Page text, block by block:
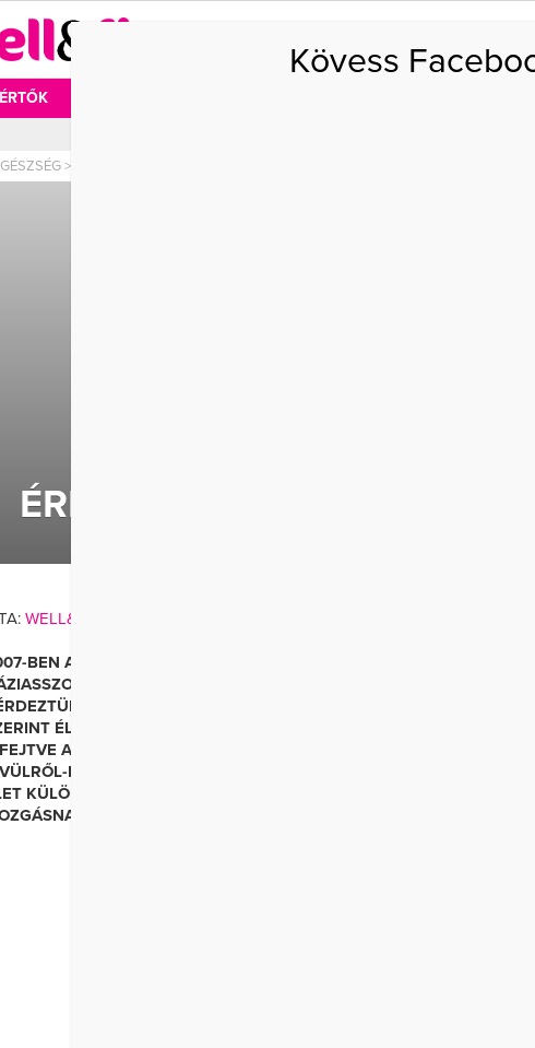
>
ÉREZD MAGAD VITÁLISNAK!
WELL&FIT
BEN ALEXANDRA AZ ALGIDA VITALITÁS PROGRAMJÁNAK
A JÉGKRÉMEKRŐL ÉS A VITÁLIS ÉLET TITKÁRÓL
SZÁMODRA MIT JELENT A VITALITÁS? A VITALITÁS SZÓ
ÉLETERŐT, ENERGIKUSSÁGOT JELENT. KICSIT BŐVEBBEN
AZT JELENTI, HOGY JÓL ÉREZZÜK MAGUNKAT A BŐRÜNKBEN
BELÜLRŐL, VAN ENERGIÁNK, ÉS PRODUKTÍVAK VAGYUNK AZ
KÜLÖNBÖZŐ TERÜLETEIN. A HELYES TÁPLÁLKOZÁSNAK ÉS
KÖSZÖNHETŐEN MEGTEREMTÜNK […]
Kövess